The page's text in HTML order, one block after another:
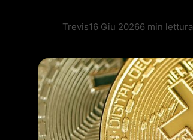
Trevis16 Giu 20266 min lettura